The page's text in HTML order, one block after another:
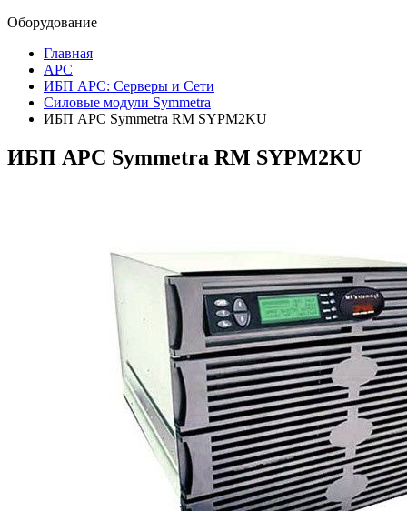
Оборудование
Главная
APC
ИБП APC: Серверы и Сети
Силовые модули Symmetra
ИБП APC Symmetra RM SYPM2KU
ИБП APC Symmetra RM SYPM2KU